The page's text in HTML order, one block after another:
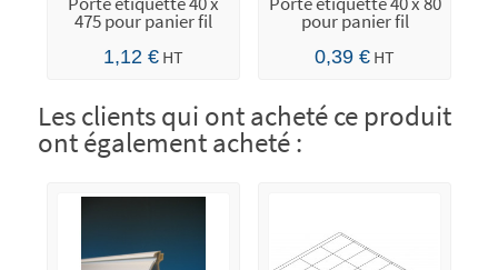
475 pour panier fil
1,12 € HT
pour panier fil
0,39 € HT
Les clients qui ont acheté ce produit
ont également acheté :